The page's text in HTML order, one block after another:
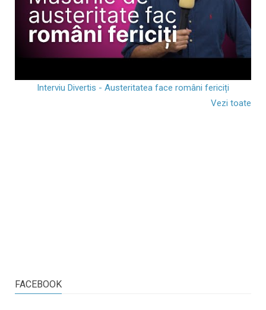
Interviu Divertis - Austeritatea face români fericiți
Vezi toate
FACEBOOK